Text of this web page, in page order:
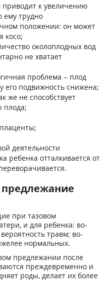
к увеличению
ему трудно
положении: он может
косо;
околоплодных вод
не хватает
проблема – плод
его подвижность снижена;
же не способствует
плода;
деятельности
ребенка отталкивается от
предлежание
при тазовом
и для ребенка: во-
травм; во-
нормальных.
предлежании после
преждевременно и
роды, делает их более